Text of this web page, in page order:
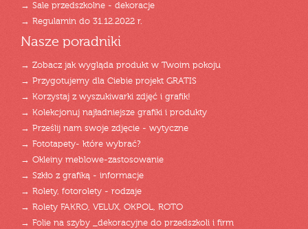
→ Sale przedszkolne - dekoracje
→ Regulamin do 31.12.2022 r.
Nasze poradniki
→ Zobacz jak wygląda produkt w Twoim pokoju
→ Przygotujemy dla Ciebie projekt GRATIS
→ Korzystaj z wyszukiwarki zdjęć i grafik!
→ Kolekcjonuj najładniejsze grafiki i produkty
→ Prześlij nam swoje zdjęcie - wytyczne
→ Fototapety- które wybrać?
→ Okleiny meblowe-zastosowanie
→ Szkło z grafiką - informacje
→ Rolety, fotorolety - rodzaje
→ Rolety FAKRO, VELUX, OKPOL, ROTO
→ Folie na szyby _dekoracyjne do przedszkoli i firm